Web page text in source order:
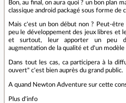
Bon, au final, on aura quoi ? un bon plan
classique android packagé sous forme de
Mais c'est un bon début non ? Peut-être
peu le développement des jeux libres et
et surtout, leur apporter un peu
augmentation de la qualité et d'un
Dans tout les cas, ca participera à la
ouvert" c'est bien auprès du grand public.
A quand Newton Adventure sur cette
Plus d'info